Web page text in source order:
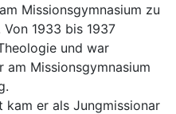
Missionsgymnasium zu
1933 bis 1937
und war
am Missionsgymnasium
kam er als Jungmissionar